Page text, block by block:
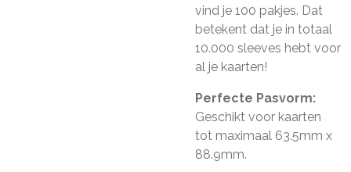
vind je 100 pakjes. Dat
betekent dat je in totaal
10.000 sleeves hebt voor
al je kaarten!
Perfecte Pasvorm:
Geschikt voor kaarten
tot maximaal 63.5mm x
88.9mm.